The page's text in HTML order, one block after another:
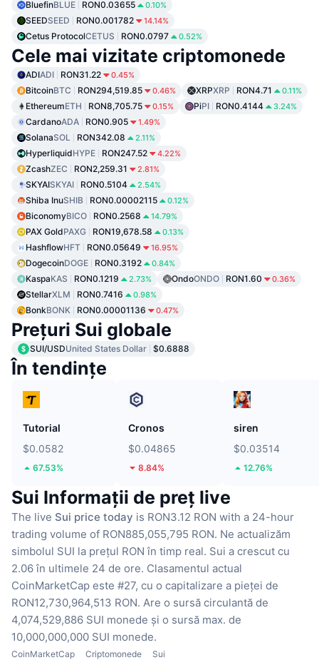
BluefinBLUE RON0.03655 0.10%
SEEDSEED RON0.001782 14.14%
Cetus ProtocolCETUS RON0.0797 0.52%
Cele mai vizitate criptomonede
ADIADI RON31.22 0.45%
BitcoinBTC RON294,519.85 0.46% XRPXRP RON4.71 0.11%
EthereumETH RON8,705.75 0.15% PiPI RON0.4144 3.24%
CardanoADA RON0.905 1.49%
SolanaSOL RON342.08 2.11%
HyperliquidHYPE RON247.52 4.22%
ZcashZEC RON2,259.31 2.81%
SKYAISKYAI RON0.5104 2.54%
Shiba InuSHIB RON0.00002115 0.12%
BiconomyBICO RON0.2568 14.79%
PAX GoldPAXG RON19,678.58 0.13%
HashflowHFT RON0.05649 16.95%
DogecoinDOGE RON0.3192 0.84%
KaspaKAS RON0.1219 2.73% OndoONDO RON1.60 0.36%
StellarXLM RON0.7416 0.98%
BonkBONK RON0.00001136 0.47%
Prețuri Sui globale
SUI/USDUnited States Dollar $0.6888
În tendințe
Tutorial
$0.0582
67.53%
Cronos
$0.04865
8.84%
siren
$0.03514
12.76%
Sui Informații de preț live
The live Sui price today is RON3.12 RON with a 24-hour
trading volume of RON885,055,795 RON. Ne actualizăm
simbolul SUI la prețul RON în timp real. Sui a crescut cu
2.06 în ultimele 24 de ore. Clasamentul actual
CoinMarketCap este #27, cu o capitalizare a pieței de
RON12,730,964,513 RON. Are o sursă circulantă de
4,074,529,886 SUI monede și o sursă max. de
10,000,000,000 SUI monede.
CoinMarketCap Criptomonede Sui